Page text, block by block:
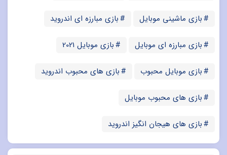
بازی ماشینی موبایل بازی مبارزه ای اندروید
بازی مبارزه ای موبایل بازی موبایل 2021
بازی موبایل محبوب بازی های محبوب اندروید
بازی های محبوب موبایل
بازی های هیجان انگیز اندروید